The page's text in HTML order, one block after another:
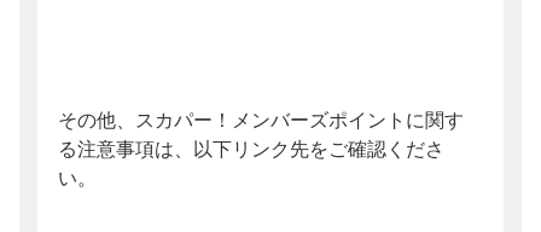
その他、スカパー！メンバーズポイントに関す
る注意事項は、以下リンク先をご確認くださ
い。